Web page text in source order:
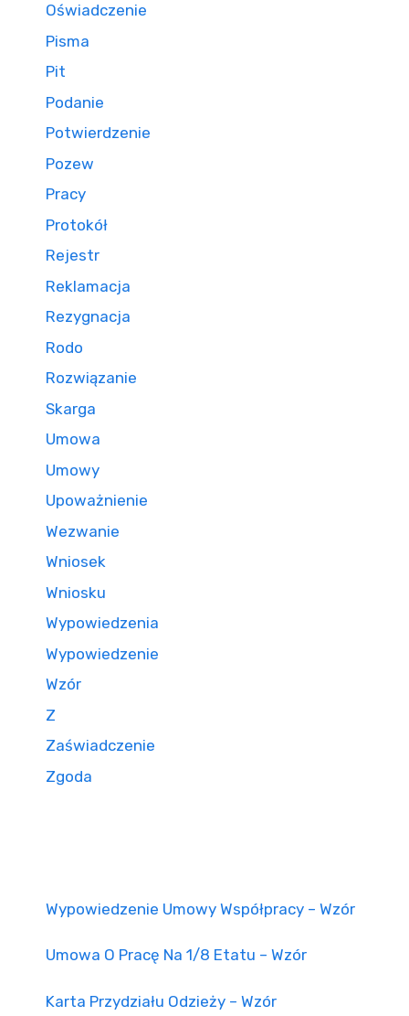
Oświadczenie
Pisma
Pit
Podanie
Potwierdzenie
Pozew
Pracy
Protokół
Rejestr
Reklamacja
Rezygnacja
Rodo
Rozwiązanie
Skarga
Umowa
Umowy
Upoważnienie
Wezwanie
Wniosek
Wniosku
Wypowiedzenia
Wypowiedzenie
Wzór
Z
Zaświadczenie
Zgoda
Wypowiedzenie Umowy Współpracy – Wzór
Umowa O Pracę Na 1/8 Etatu – Wzór
Karta Przydziału Odzieży – Wzór